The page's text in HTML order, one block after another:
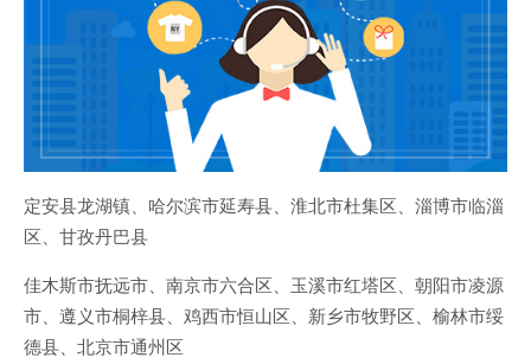
定安县龙湖镇、哈尔滨市延寿县、淮北市杜集区、淄博市临淄
区、甘孜丹巴县
佳木斯市抚远市、南京市六合区、玉溪市红塔区、朝阳市凌源
市、遵义市桐梓县、鸡西市恒山区、新乡市牧野区、榆林市绥
德县、北京市通州区